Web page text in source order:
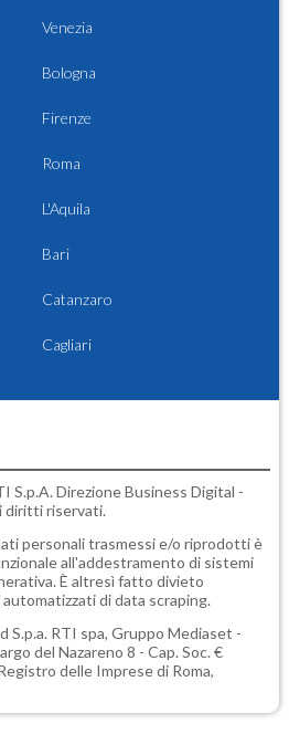
Venezia
Bologna
Firenze
Roma
L'Aquila
Bari
Catanzaro
Cagliari
Direzione Business Digital -
diritti riservati.
personali trasmessi e/o riprodotti è
all'addestramento di sistemi
È altresì fatto divieto
di data scraping.
S.p.a. RTI spa, Gruppo Mediaset -
del Nazareno 8 - Cap. Soc. €
delle Imprese di Roma,